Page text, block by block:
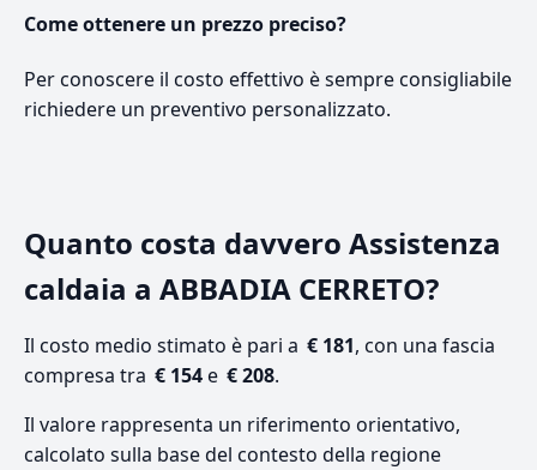
Come ottenere un prezzo preciso?
Per conoscere il costo effettivo è sempre consigliabile
richiedere un preventivo personalizzato.
Quanto costa davvero Assistenza
caldaia a ABBADIA CERRETO?
Il costo medio stimato è pari a € 181, con una fascia
compresa tra € 154e € 208.
Il valore rappresenta un riferimento orientativo,
calcolato sulla base del contesto della regione